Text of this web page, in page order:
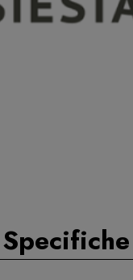
Specifiche